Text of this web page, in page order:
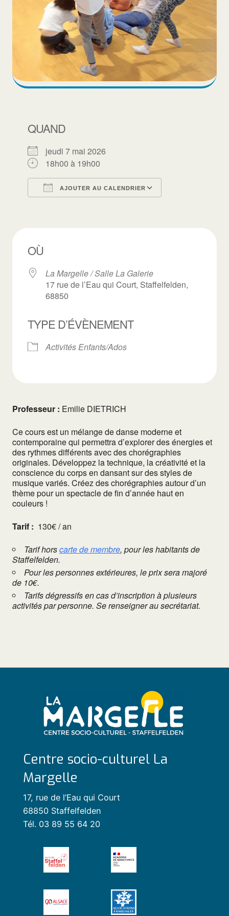
QUAND
jeudi 7 mai 2026
18h00 à 19h00
AJOUTER AU CALENDRIER
OÙ
La Margelle / Salle La Galerie
17 rue de l’Eau qui Court, Staffelfelden,
68850
TYPE D’ÉVÈNEMENT
Activités Enfants/Ados
Professeur : Emilie DIETRICH
Ce cours est un mélange de danse moderne et
contemporaine qui permettra d’explorer des énergies et
des rythmes différents avec des chorégraphies
originales. Développez la technique, la créativité et la
conscience du corps en dansant sur des styles de
musique variés. Créez des chorégraphies autour d’un
thème pour un spectacle de fin d’année haut en
couleurs !
Tarif : 130€ / an
Tarif horscarte de membre, pour les habitants de
Staffelfelden.
Pour les personnes extérieures, le prix sera majoré
de 10€.
Tarifs dégressifs en cas d’inscription à plusieurs
activités par personne. Se renseigner au secrétariat.
Centre socio-culturel La
Margelle
17, rue de l’Eau qui Court
68850 Staffelfelden
Tél. 03 89 55 64 20